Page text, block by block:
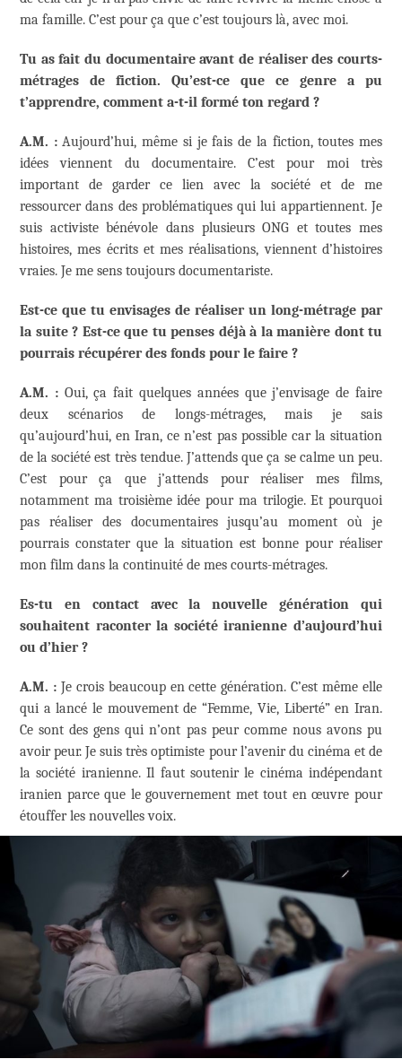
ma famille. C’est pour ça que c’est toujours là, avec moi.
Tu as fait du documentaire avant de réaliser des courts-
métrages de fiction. Qu’est-ce que ce genre a pu
t’apprendre, comment a-t-il formé ton regard ?
A.M. :Aujourd’hui, même si je fais de la fiction, toutes mes
idées viennent du documentaire. C’est pour moi très
important de garder ce lien avec la société et de me
ressourcer dans des problématiques qui lui appartiennent. Je
suis activiste bénévole dans plusieurs ONG et toutes mes
histoires, mes écrits et mes réalisations, viennent d’histoires
vraies. Je me sens toujours documentariste.
Est-ce que tu envisages de réaliser un long-métrage par
la suite ? Est-ce que tu penses déjà à la manière dont tu
pourrais récupérer des fonds pour le faire ?
A.M. :Oui, ça fait quelques années que j’envisage de faire
deux scénarios de longs-métrages, mais je sais
qu’aujourd’hui, en Iran, ce n’est pas possible car la situation
de la société est très tendue. J’attends que ça se calme un peu.
C’est pour ça que j’attends pour réaliser mes films,
notamment ma troisième idée pour ma trilogie. Et pourquoi
pas réaliser des documentaires jusqu’au moment où je
pourrais constater que la situation est bonne pour réaliser
mon film dans la continuité de mes courts-métrages.
Es-tu en contact avec la nouvelle génération qui
souhaitent raconter la société iranienne d’aujourd’hui
ou d’hier ?
A.M. :Je crois beaucoup en cette génération. C’est même elle
qui a lancé le mouvement de “Femme, Vie, Liberté” en Iran.
Ce sont des gens qui n’ont pas peur comme nous avons pu
avoir peur. Je suis très optimiste pour l’avenir du cinéma et de
la société iranienne. Il faut soutenir le cinéma indépendant
iranien parce que le gouvernement met tout en œuvre pour
étouffer les nouvelles voix.